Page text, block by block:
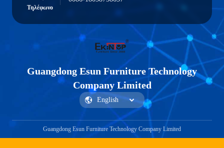
Τηλέφωνο
Guangdong Esun Furniture Technology
Company Limited
Guangdong Esun Furniture Technology Company Limited